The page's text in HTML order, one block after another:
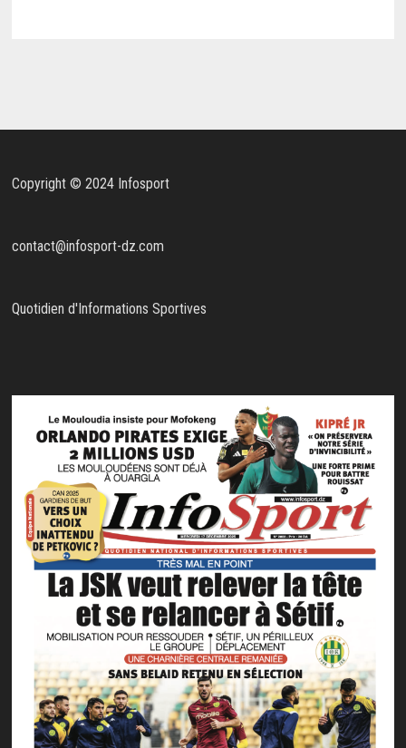
Copyright © 2024 Infosport
contact@infosport-dz.com
Quotidien d'Informations Sportives